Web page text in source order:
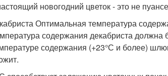
новогодний цветок - это не
Оптимальная температура
содержания декабриста
содержания (+23°С и более)